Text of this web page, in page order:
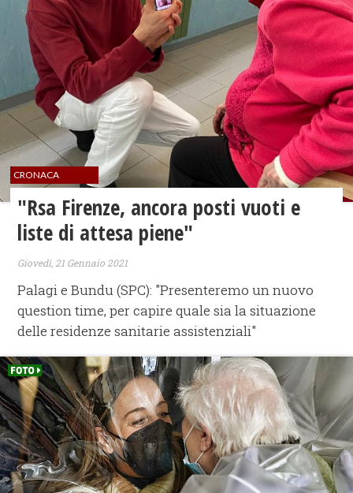
CRONACA
"Rsa Firenze, ancora posti vuoti e
liste di attesa piene"
Giovedì, 21 Gennaio 2021
Palagi e Bundu (SPC): "Presenteremo un nuovo
question time, per capire quale sia la situazione
delle residenze sanitarie assistenziali"